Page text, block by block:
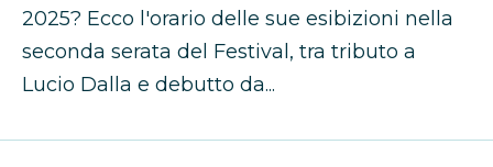
2025? Ecco l'orario delle sue esibizioni nella
seconda serata del Festival, tra tributo a
Lucio Dalla e debutto da...